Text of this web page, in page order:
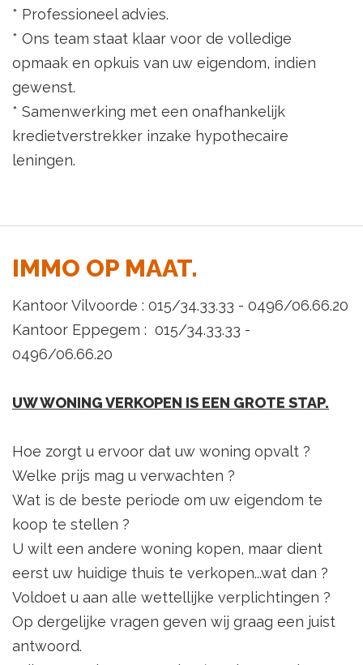
* Professioneel advies.
* Ons team staat klaar voor de volledige
opmaak en opkuis van uw eigendom, indien
gewenst.
* Samenwerking met een onafhankelijk
kredietverstrekker inzake hypothecaire
leningen.
IMMO OP MAAT.
Kantoor Vilvoorde : 015/34.33.33 - 0496/06.66.20
Kantoor Eppegem : 015/34.33.33 -
0496/06.66.20
UW WONING VERKOPEN IS EEN GROTE STAP.
Hoe zorgt u ervoor dat uw woning opvalt ?
Welke prijs mag u verwachten ?
Wat is de beste periode om uw eigendom te
koop te stellen ?
U wilt een andere woning kopen, maar dient
eerst uw huidige thuis te verkopen...wat dan ?
Voldoet u aan alle wettellijke verplichtingen ?
Op dergelijke vragen geven wij graag een juist
antwoord.